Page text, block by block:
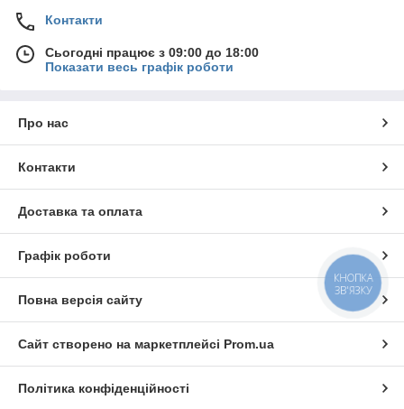
Контакти
Сьогодні працює з 09:00 до 18:00
Показати весь графік роботи
Про нас
Контакти
Доставка та оплата
Графік роботи
Повна версія сайту
Сайт створено на маркетплейсі Prom.ua
Політика конфіденційності
КНОПКА
ЗВ'ЯЗКУ